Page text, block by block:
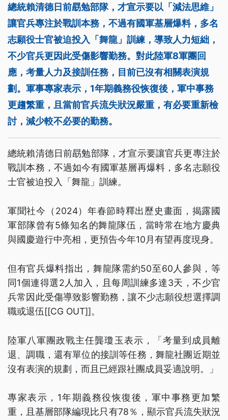
總統賴清德日前勗勉部隊，才宣示要以「減法思維」
讓官兵專注於戰訓本務，不過有國軍基層爆料，多名
志願役士官被迫投入「舞龍」訓練，導致人力短絀，
不少官兵更因此受傷影響勤務。對此陸軍8軍團回
應，考量人力及接訓任務，目前已沒有相關表演規
劃。軍事專家表示，1年期義務役恢復後，軍中事務
更趨繁重，且當前官兵流失狀況嚴重，有必要重新檢
討，減少較不必要的勤務。
總統賴清德日前勗勉部隊，才宣示要讓官兵更專注於
戰訓本務，不過如今有國軍基層再爆料，多名志願役
士官被迫投入「舞龍」訓練。
軍聞社今（2024）年春節時釋出歷史畫面，揭露國
軍部隊曾有5條知名的舞龍隊伍，當時常在地方慶典
與國慶遊行中亮相，更預告今年10月有望再度現身。
但有官兵爆料指出，舞龍隊需約50至60人參與，等
同1個連得選2人加入，且每周訓練多達3天，不少官
兵常因此受傷導致影響勤務，讓不少志願役想選擇調
職或退伍[[CG OUT]]。
陸軍八軍團政戰主任龔瓊玉表示，「考量到成員離
退、調職，還有單位的接訓等任務，舞龍社團近期並
沒有表演的規劃，而且已經跟社團成員妥適說明。」
專家表示，1年期義務役恢復後，軍中事務更加繁
重，且基層部隊編現比只有78％，顯示官兵流失狀況